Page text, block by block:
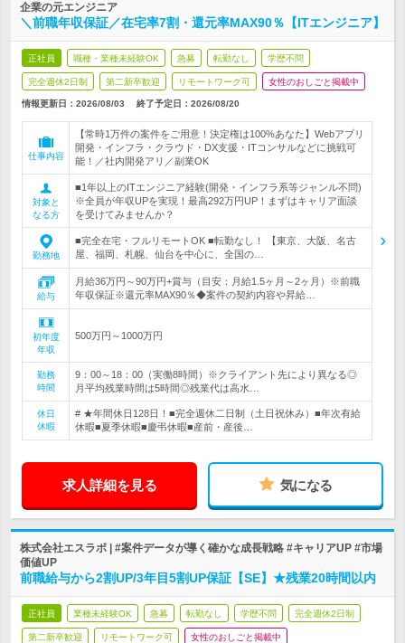
企業の元エンジニア
＼前職年収保証／在宅率7割・還元率MAX90％【ITエンジニア】
正社員 職種・業種未経験OK 急募 転勤なし 学歴不問
完全週休2日制 第二新卒歓迎 リモートワーク可 女性のおしごと掲載中
情報更新日：2026/08/03 終了予定日： 2026/08/20
仕事内容
【常時1万件の案件をご用意！決定権は100%あなた】Webアプリ
開発・インフラ・クラウド・DX支援・ITコンサルなどに挑戦可
能！／社内開発アリ／副業OK
対象と
なる方
■1年以上のITエンジニア経験(開発・インフラ系等ジャンル不問)
※全員が年収UPを実現！最高292万円UP！まずはキャリア面談
を受けてみませんか？
勤務地
■完全在宅・フルリモートOK ■転勤なし！ 【東京、大阪、名古
屋、福岡、札幌、仙台を中心に、全国の…
給与
月給36万円～90万円+賞与（目安：月給1.5ヶ月～2ヶ月）※前職
年収保証※還元率MAX90％◆案件の契約内容や昇給…
初年度
年収
500万円～1000万円
勤務
時間
9：00～18：00（実働8時間）※クライアント先により異なる◎
月平均残業時間は5時間◎残業代は高水…
休日
休暇
# ★年間休日128日！■完全週休二日制（土日祝休み）■年次有給
休暇■夏季休暇■慶弔休暇■産前・産後…
求人詳細を見る 気になる
株式会社エスラボ | #案件データが導く確かな成長戦略 #キャリアUP #市場
価値UP
前職給与から2割UP/3年目5割UP保証【SE】★残業20時間以内
正社員 業種未経験OK 急募 転勤なし 学歴不問 完全週休2日制
第二新卒歓迎 リモートワーク可 女性のおしごと掲載中